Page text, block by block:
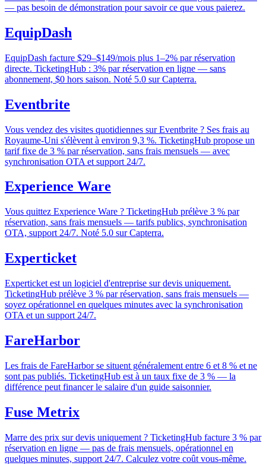
— pas besoin de démonstration pour savoir ce que vous paierez.
EquipDash
EquipDash facture $29–$149/mois plus 1–2% par réservation
directe. TicketingHub : 3% par réservation en ligne — sans
abonnement, $0 hors saison. Noté 5.0 sur Capterra.
Eventbrite
Vous vendez des visites quotidiennes sur Eventbrite ? Ses frais au
Royaume-Uni s'élèvent à environ 9,3 %. TicketingHub propose un
tarif fixe de 3 % par réservation, sans frais mensuels — avec
synchronisation OTA et support 24/7.
Experience Ware
Vous quittez Experience Ware ? TicketingHub prélève 3 % par
réservation, sans frais mensuels — tarifs publics, synchronisation
OTA, support 24/7. Noté 5.0 sur Capterra.
Experticket
Experticket est un logiciel d'entreprise sur devis uniquement.
TicketingHub prélève 3 % par réservation, sans frais mensuels —
soyez opérationnel en quelques minutes avec la synchronisation
OTA et un support 24/7.
FareHarbor
Les frais de FareHarbor se situent généralement entre 6 et 8 % et ne
sont pas publiés. TicketingHub est à un taux fixe de 3 % — la
différence peut financer le salaire d'un guide saisonnier.
Fuse Metrix
Marre des prix sur devis uniquement ? TicketingHub facture 3 % par
réservation en ligne — pas de frais mensuels, opérationnel en
quelques minutes, support 24/7. Calculez votre coût vous-même.